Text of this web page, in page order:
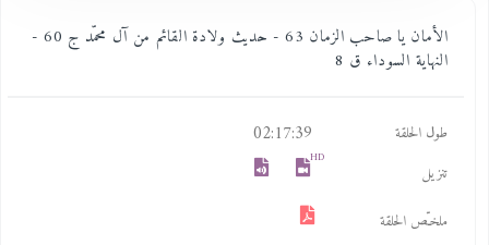
الأمان يا صاحب الزمان 63 - حديث ولادة القائم من آل محمّد ج 60 -
النهاية السوداء ق 8
طول الحلقة 02:17:39
تنزيل
HD
ملخـّص الحلقة